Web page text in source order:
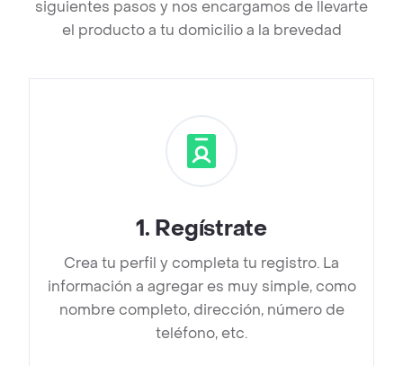
siguientes pasos y nos encargamos de llevarte
el producto a tu domicilio a la brevedad
1. Regístrate
Crea tu perfil y completa tu registro. La
información a agregar es muy simple, como
nombre completo, dirección, número de
teléfono, etc.